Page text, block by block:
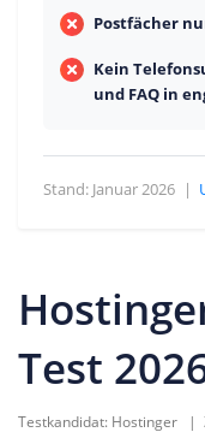
Postfächer
Kein
und FAQ in
Stand: Januar 2026 |
Test
Testkandidat: Hostinger |